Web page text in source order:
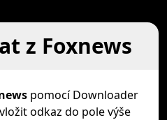
z Foxnews
pomocí Downloader
odkaz do pole výše